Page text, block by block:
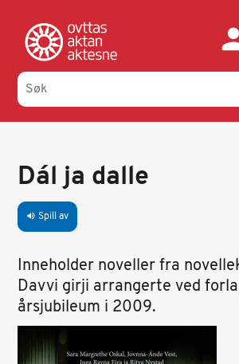
hovedinnhold
Dál ja dalle
volume_up Spill av
Inneholder noveller fra
Davvi girji arrangerte ved
årsjubileum i 2009.